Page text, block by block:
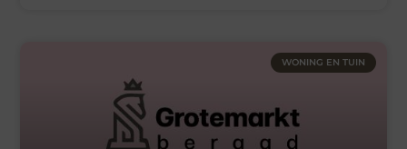
WONING EN TUIN